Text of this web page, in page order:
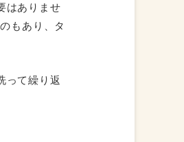
はありませ
もあり、タ
って繰り返